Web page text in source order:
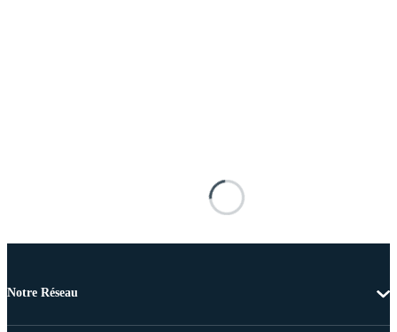
Notre Réseau